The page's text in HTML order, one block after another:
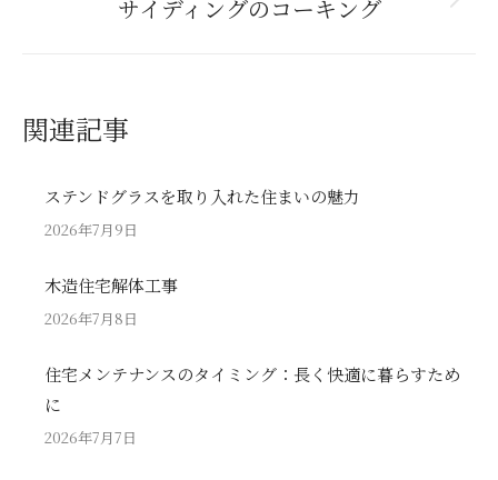
Next
サイディングのコーキング
関連記事
ステンドグラスを取り入れた住まいの魅力
2026年7月9日
木造住宅解体工事
2026年7月8日
住宅メンテナンスのタイミング：長く快適に暮らすため
に
2026年7月7日